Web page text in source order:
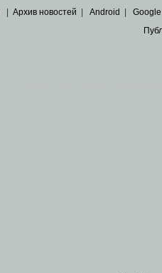
Архив новостей Android Google